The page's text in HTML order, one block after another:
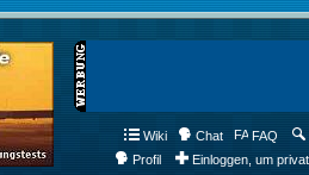
Wiki Chat FAQ
Profil
Einloggen, um